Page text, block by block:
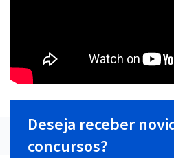
Deseja receber
concursos?